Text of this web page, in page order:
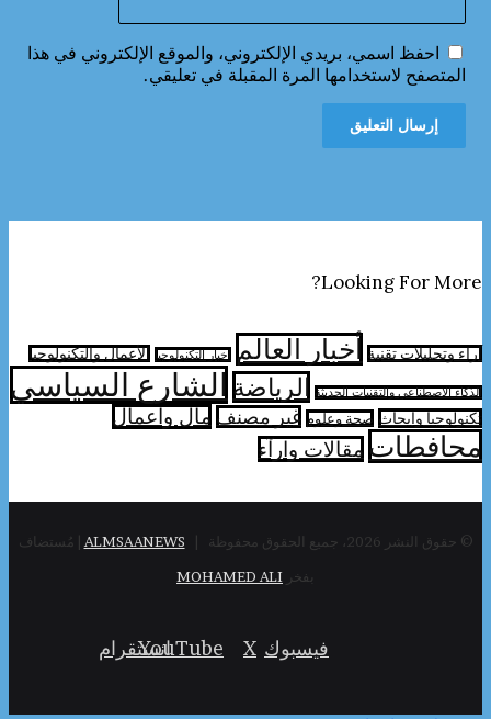
احفظ اسمي، بريدي الإلكتروني، والموقع الإلكتروني في هذا
المتصفح لاستخدامها المرة المقبلة في تعليقي.
Looking For More?
آراء وتحليلات تقنية أخبار العالم اخبار التكنولوجيا الأعمال والتكنولوجيا
الذكاء الاصطناعي والتقنيات الحديثة الرياضة الشارع السياسي
تكنولوجيا وابحاث صحة وعلوم غير مصنف مال واعمال
محافطات مقالات وارآء
© حقوق النشر 2026، جميع الحقوق محفوظة | ALMSAANEWS| مُستضاف
بفخر MOHAMED ALI
فيسبوك ‫X
‫YouTubeانستقرام